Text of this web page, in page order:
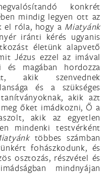
konkrét
mindig legyen ott az
el róla, hogy a Miatyánk
iránti kérés ugyanis
életünk alapvető
Jézus ezzel az imával
magában hordozza
akik szenvednek
és a szükséges
akik azt
őket imádkozni, Ő a
akik az egyetlen
mindenki testvérként
többes számban
fohászkodunk, és
osztozás, részvétel és
mindnyájan